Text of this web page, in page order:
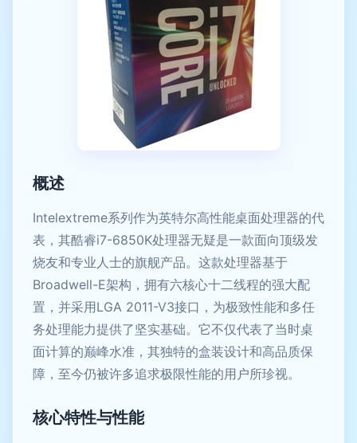
概述
Intelextreme系列作为英特尔高性能桌面处理器的代
表，其酷睿i7-6850K处理器无疑是一款面向顶级发
烧友和专业人士的旗舰产品。这款处理器基于
Broadwell-E架构，拥有六核心十二线程的强大配
置，并采用LGA 2011-V3接口，为极致性能和多任
务处理能力提供了坚实基础。它不仅代表了当时桌
面计算的巅峰水准，其独特的盒装设计和高品质保
障，至今仍被许多追求极限性能的用户所珍视。
核心特性与性能